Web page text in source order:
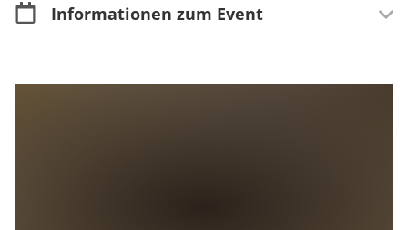
Informationen zum Event